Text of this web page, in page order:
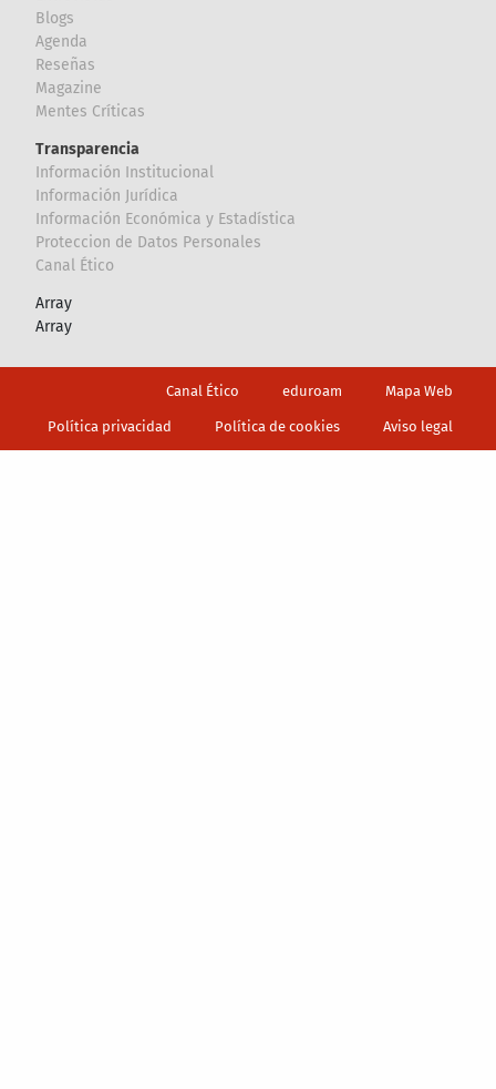
Blogs
Agenda
Reseñas
Magazine
Mentes Críticas
Transparencia
Información Institucional
Información Jurídica
Información Económica y Estadística
Proteccion de Datos Personales
Canal Ético
Array
Array
Canal Ético eduroam Mapa Web
Política privacidad Política de cookies Aviso legal